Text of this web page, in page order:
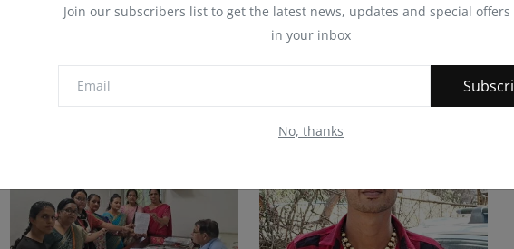
Join our subscribers list to get the latest news, updates and special
in your inbox
No, thanks